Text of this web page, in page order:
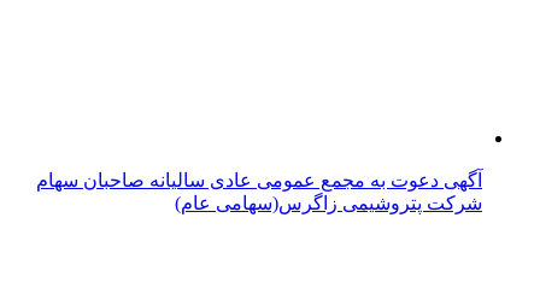
آگهی دعوت به مجمع عمومی عادی سالیانه صاحبان سهام
شرکت پتروشیمی زاگرس(سهامی عام)